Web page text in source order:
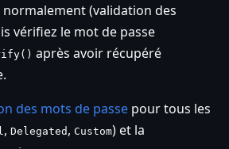
normalement (validation des
vérifiez le mot de passe
après avoir récupéré
des mots de passe pour tous les
, Delegated , Custom) et la